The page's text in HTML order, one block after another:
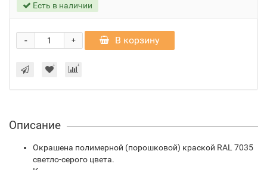
Есть в наличии
+
- В корзину
Описание
Окрашена полимерной (порошковой) краской RAL 7035
светло-серого цвета.